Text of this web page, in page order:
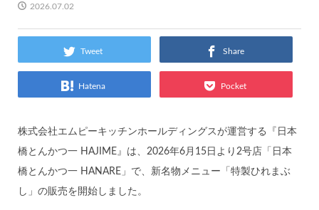
2026.07.02
Tweet Share
Hatena Pocket
株式会社エムピーキッチンホールディングスが運営する『日本
橋とんかつ一 HAJIME』は、2026年6月15日より2号店「日本
橋とんかつ一 HANARE」で、新名物メニュー「特製ひれまぶ
し」の販売を開始しました。